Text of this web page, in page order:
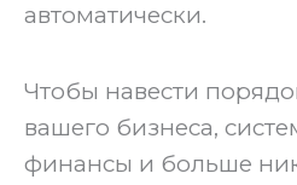
автоматически.
Чтобы навести
вашего бизнеса,
финансы и больше